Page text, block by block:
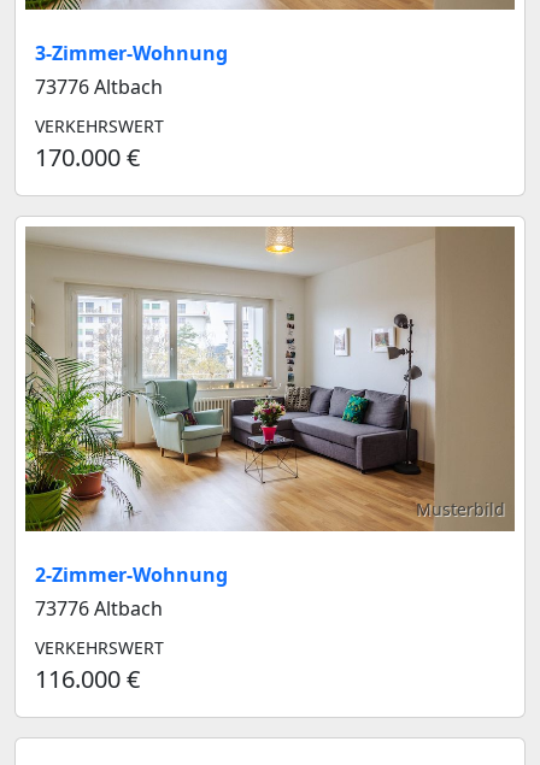
3-Zimmer-Wohnung
73776 Altbach
VERKEHRSWERT
170.000 €
Musterbild
2-Zimmer-Wohnung
73776 Altbach
VERKEHRSWERT
116.000 €